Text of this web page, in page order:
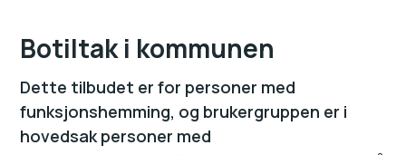
Botiltak i kommunen
Dette tilbudet er for personer med
funksjonshemming, og brukergruppen er i
hovedsak personer med